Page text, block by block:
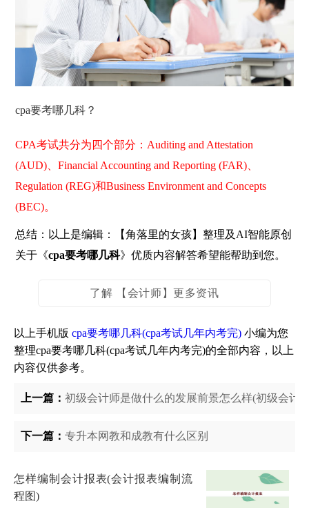
cpa要考哪几科？
CPA考试共分为四个部分：Auditing and Attestation
(AUD)、Financial Accounting and Reporting (FAR)、
Regulation (REG)和Business Environment and Concepts
(BEC)。
总结：以上是编辑：【角落里的女孩】整理及AI智能原创
关于《cpa要考哪几科》优质内容解答希望能帮助到您。
了解 【会计师】更多资讯
以上手机版 cpa要考哪几科(cpa考试几年内考完) 小编为您
整理cpa要考哪几科(cpa考试几年内考完)的全部内容，以上
内容仅供参考。
上一篇： 初级会计师是做什么的发展前景怎么样(初级会计
下一篇： 专升本网教和成教有什么区别
怎样编制会计报表(会计报表编制流
程图)